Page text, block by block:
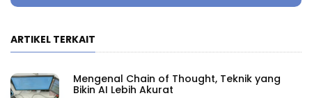
ARTIKEL TERKAIT
Mengenal Chain of Thought, Teknik yang
Bikin AI Lebih Akurat